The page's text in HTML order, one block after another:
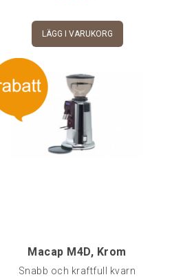
LÄGG I VARUKORG
Macap M4D, Krom
Snabb och kraftfull kvarn